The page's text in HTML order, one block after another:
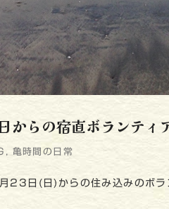
からの宿直ボランティ
, 亀時間の日常
日(日)からの住み込みのボラ